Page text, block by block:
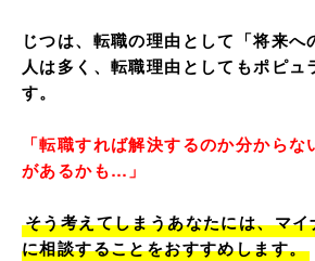
じつは、転職の理由として「将来へ
人は多く、転職理由としてもポピュ
す。
「転職すれば解決するのか分から
があるかも…」
そう考えてしまうあなたには、マ
に相談することをおすすめします。